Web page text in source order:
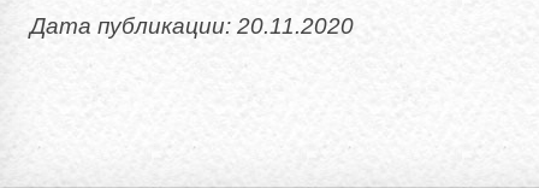
Дата публикации: 20.11.2020